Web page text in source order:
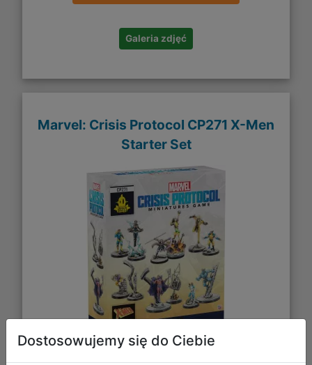
Galeria zdjęć
Marvel: Crisis Protocol CP271 X-Men
Starter Set
Dostosowujemy się do Ciebie